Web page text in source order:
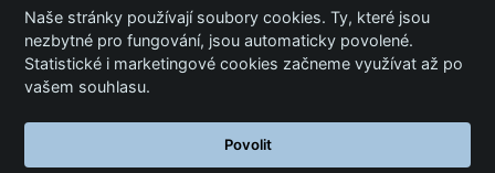
© 2010-2021 Copyright Motolevel. Všechna práva
vyhrazena.
3696
Naše stránky používají soubory cookies. Ty, které jsou
nezbytné pro fungování, jsou automaticky povolené.
Statistické i marketingové cookies začneme využívat až po
vašem souhlasu.
Povolit